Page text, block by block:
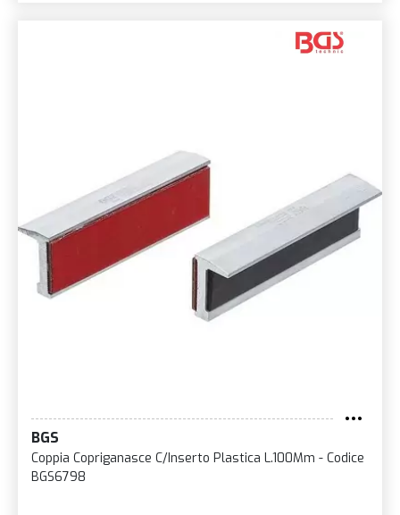
BGS
Coppia Copriganasce C/Inserto Plastica L.100Mm - Codice
BGS6798